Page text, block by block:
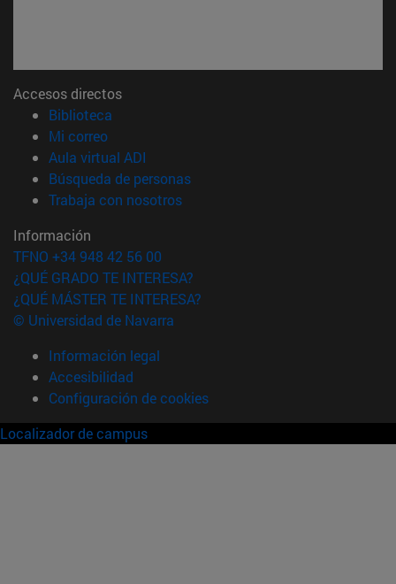
Accesos directos
Biblioteca
Mi correo(abre en nueva ventana)
Aula virtual ADI
Búsqueda de personas(abre en nueva ventana)
Trabaja con nosotros(abre en nueva ventana)
Información
TFNO +34 948 42 56 00
¿QUÉ GRADO TE INTERESA?
¿QUÉ MÁSTER TE INTERESA?
© Universidad de Navarra
Información legal
Accesibilidad
Configuración de cookies
Localizador de campus